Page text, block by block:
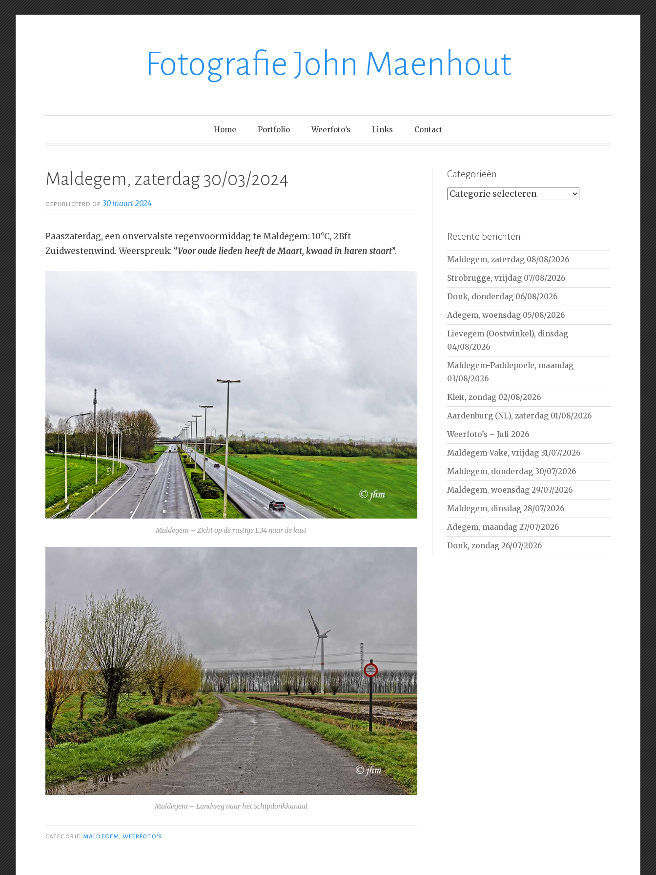
Fotografie John Maenhout
Home Portfolio Weerfoto’s Links Contact
Maldegem, zaterdag 30/03/2024
GEPUBLICEERD OP30 maart 2024
Paaszaterdag, een onvervalste regenvoormiddag te Maldegem: 10°C, 2Bft
Zuidwestenwind. Weerspreuk: “Voor oude lieden heeft de Maart, kwaad in haren staart”.
Maldegem – Zicht op de rustige E34 naar de kust
Maldegem – Landweg naar het Schipdonkkanaal
CATEGORIE MALDEGEM WEERFOTO'S
Categorieën
Categorieën
Recente berichten :
Maldegem, zaterdag 08/08/2026
Strobrugge, vrijdag 07/08/2026
Donk, donderdag 06/08/2026
Adegem, woensdag 05/08/2026
Lievegem (Oostwinkel), dinsdag
04/08/2026
Maldegem-Paddepoele, maandag
03/08/2026
Kleit, zondag 02/08/2026
Aardenburg (NL), zaterdag 01/08/2026
Weerfoto’s – Juli 2026
Maldegem-Vake, vrijdag 31/07/2026
Maldegem, donderdag 30/07/2026
Maldegem, woensdag 29/07/2026
Maldegem, dinsdag 28/07/2026
Adegem, maandag 27/07/2026
Donk, zondag 26/07/2026